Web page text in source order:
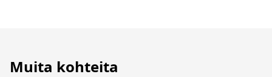
Muita kohteita